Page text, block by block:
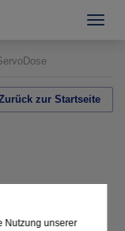
Nutzung unserer
zur Startseite